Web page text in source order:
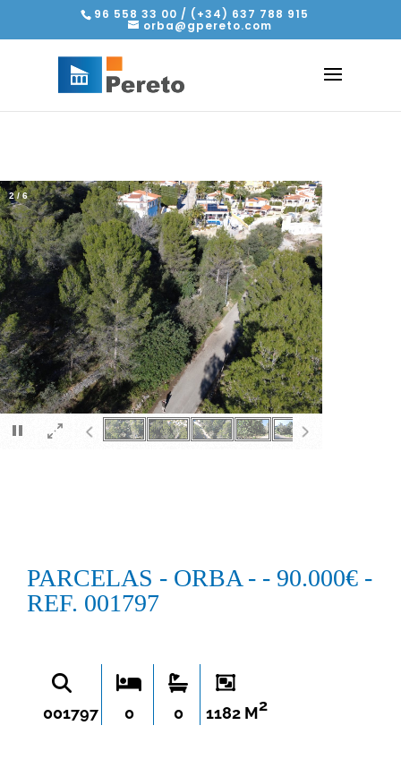
96 558 33 00 / (+34) 637 788 915
orba@gpereto.com
×
2/6
PARCELAS - ORBA - - 90.000€ -
REF. 001797
001797 0 0 1182 M2